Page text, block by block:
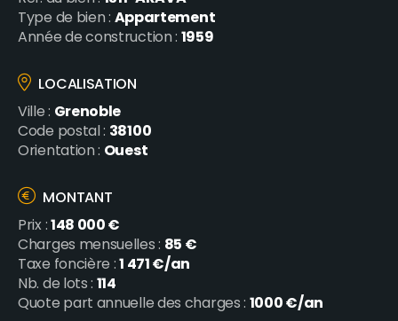
Type de bien :Appartement
Année de construction :1959
LOCALISATION
Ville : Grenoble
Code postal : 38100
Orientation : Ouest
MONTANT
Prix :148 000 €
Charges mensuelles : 85 €
Taxe foncière :1 471 €/an
Nb. de lots :114
Quote part annuelle des charges :1000 €/an